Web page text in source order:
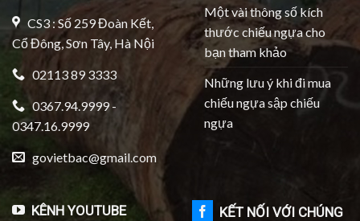
CS3 : Số 259 Đoàn Kết,
Cổ Đông, Sơn Tây, Hà Nội
02113 89 3333
0367.94.9999 -
0347.16.9999
govietbac@gmail.com
Một vài thông số kích
thước chiếu ngựa cho
bạn tham khảo
Những lưu ý khi đi mua
chiếu ngựa sập chiếu
ngựa
KÊNH YOUTUBE
KẾT NỐI VỚI CHÚNG